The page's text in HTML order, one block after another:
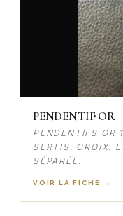
PENDENTIF OR
PENDENTIFS OR
SERTIS, CROIX.
SÉPARÉE.
VOIR LA FICHE →